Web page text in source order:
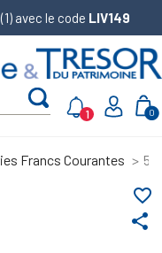
avec le code LIV149
0
1
Francs Courantes 5
share
favorite_border